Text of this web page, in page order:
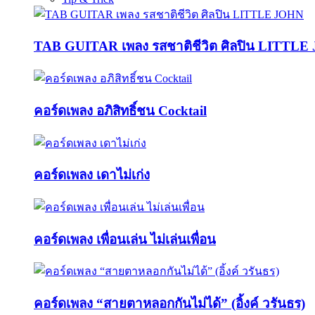
TAB GUITAR เพลง รสชาติชีวิต ศิลปิน LITTLE
คอร์ดเพลง อภิสิทธิ์ชน Cocktail
คอร์ดเพลง เดาไม่เก่ง
คอร์ดเพลง เพื่อนเล่น ไม่เล่นเพื่อน
คอร์ดเพลง “สายตาหลอกกันไม่ได้” (อิ้งค์ วรันธร)